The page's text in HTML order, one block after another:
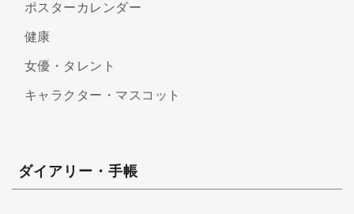
ポスターカレンダー
健康
女優・タレント
キャラクター・マスコット
ダイアリー・手帳